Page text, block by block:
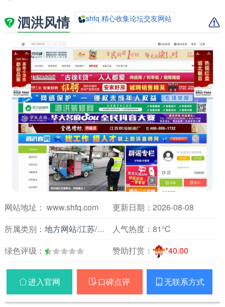
泗洪风情 shfq 精心收集论坛交友网站
网站地址： www.shfq.com
更新日期：2026-08-08
所属类别： 地方网站/江苏/论坛交友人气热度： 81℃
绿色评级：
赞助打赏： *40.00
进入官网  口碑点评  无联系方式